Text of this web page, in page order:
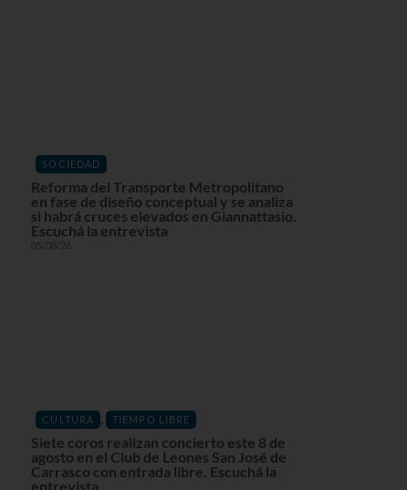
SOCIEDAD
Reforma del Transporte Metropolitano
en fase de diseño conceptual y se analiza
si habrá cruces elevados en Giannattasio.
Escuchá la entrevista
05/08/26
CULTURA , TIEMPO LIBRE
Siete coros realizan concierto este 8 de
agosto en el Club de Leones San José de
Carrasco con entrada libre. Escuchá la
entrevista